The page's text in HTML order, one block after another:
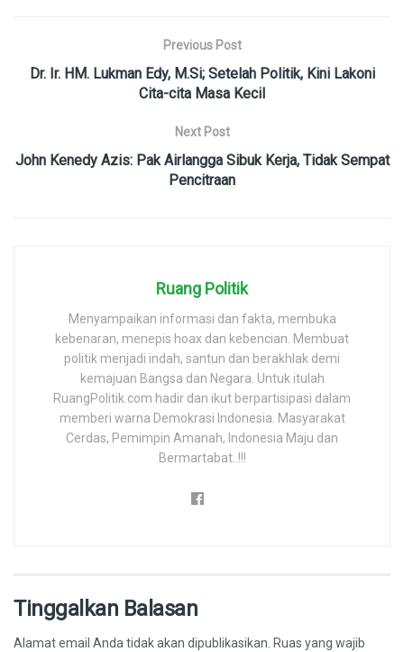
Previous Post
Dr. Ir. HM. Lukman Edy, M.Si; Setelah Politik, Kini Lakoni
Cita-cita Masa Kecil
Next Post
John Kenedy Azis: Pak Airlangga Sibuk Kerja, Tidak Sempat
Pencitraan
Ruang Politik
Menyampaikan informasi dan fakta, membuka
kebenaran, menepis hoax dan kebencian. Membuat
politik menjadi indah, santun dan berakhlak demi
kemajuan Bangsa dan Negara. Untuk itulah
RuangPolitik.com hadir dan ikut berpartisipasi dalam
memberi warna Demokrasi Indonesia. Masyarakat
Cerdas, Pemimpin Amanah, Indonesia Maju dan
Bermartabat..!!!
Tinggalkan Balasan
Alamat email Anda tidak akan dipublikasikan. Ruas yang wajib